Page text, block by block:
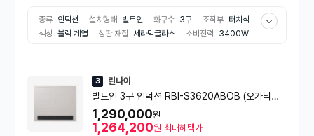
종류 인덕션 설치형태 빌트인 화구수 3구 조작부 터치식
색상 블랙 계열 상판 재질 세라믹글라스 소비전력
3400W
3 린나이
빌트인 3구 인덕션 RBI-S3620ABOB (오가닉베
이지 컬러,9단 개별 슬라이드 조작부,초고화력 듀어
존)
1,290,000원
1,264,200원 최대혜택가